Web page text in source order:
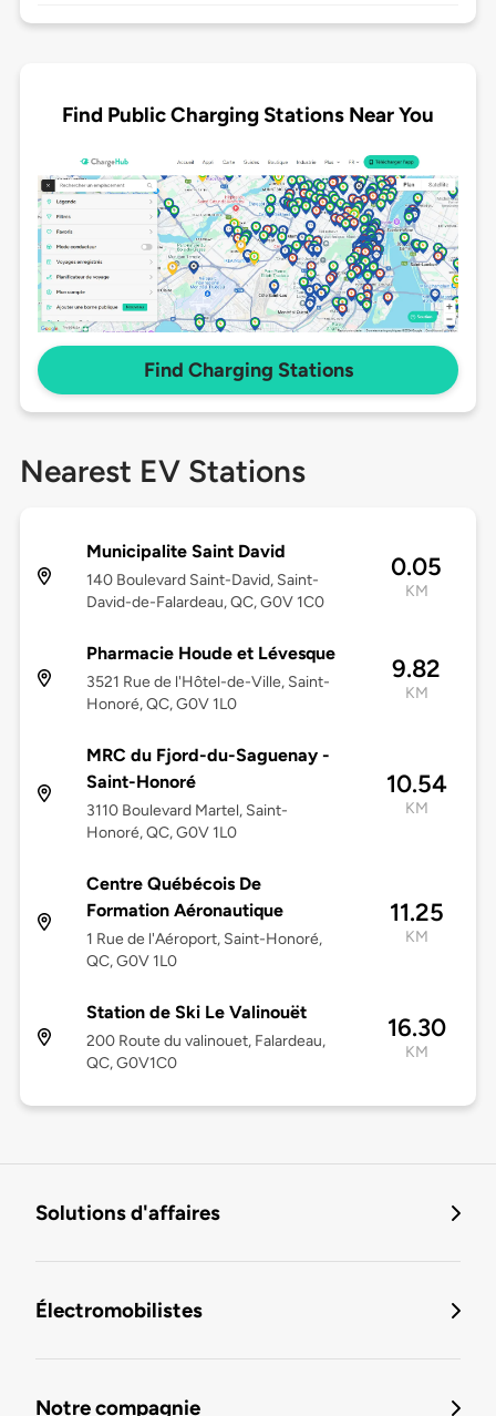
Find Public Charging Stations Near You
Find Charging Stations
Nearest EV Stations
Municipalite Saint David
140 Boulevard Saint-David, Saint-
David-de-Falardeau, QC, G0V 1C0
0.05
KM
Pharmacie Houde et Lévesque
3521 Rue de l'Hôtel-de-Ville, Saint-
Honoré, QC, G0V 1L0
9.82
KM
MRC du Fjord-du-Saguenay -
Saint-Honoré
3110 Boulevard Martel, Saint-
Honoré, QC, G0V 1L0
10.54
KM
Centre Québécois De
Formation Aéronautique
1 Rue de l'Aéroport, Saint-Honoré,
QC, G0V 1L0
11.25
KM
Station de Ski Le Valinouët
200 Route du valinouet, Falardeau,
QC, G0V1C0
16.30
KM
Solutions d'affaires
Électromobilistes
Notre compagnie